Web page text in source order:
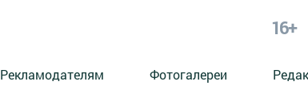
16+
Рекламодателям Фотогалереи